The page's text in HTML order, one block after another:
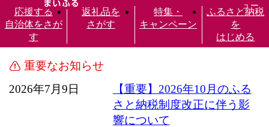
応援する
自治体をさが
す
返礼品を
さがす
特集・
キャンペーン
ふるさと納税
を
はじめる
ュー
重要なお知らせ
2026年7月9日
【重要】2026年10月のふる
さと納税制度改正に伴う影
響について